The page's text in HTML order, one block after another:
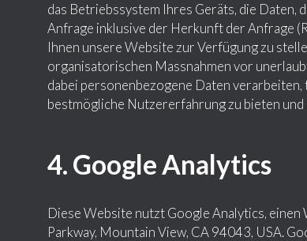
das Betriebssystem Ihres Geräts, die
Anfrage inklusive der Herkunft der Anfrage
Ihnen unsere Website zur Verfügung zu
organisatorischen Massnahmen vor
dabei personenbezogene Daten
bestmögliche Nutzererfahrung zu bieten
4. Google Analytics
Diese Website nutzt Google Analytics,
Parkway, Mountain View, CA 94043, USA.